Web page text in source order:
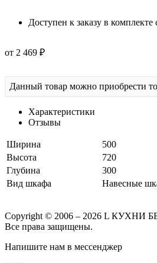
Доступен к заказу в
от 2 469 ₽
Данный товар можно приобрести
Характеристики
Отзывы
Ширина
500
Высота
720
Глубина
300
Вид шкафа
Навесные
Copyright © 2006 – 2026 L КУХНИ
Все права защищены.
Напишите нам в мессенджер